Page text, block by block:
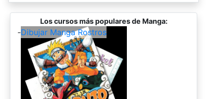
Los cursos más populares de Manga:
-Dibujar Manga Rostros